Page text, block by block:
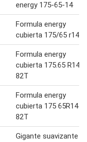
energy 175-65-14
Formula energy
cubierta 175/65 r14
Formula energy
cubierta 175.65 R14
82T
Formula energy
cubierta 175 65R14
82T
Gigante suavizante